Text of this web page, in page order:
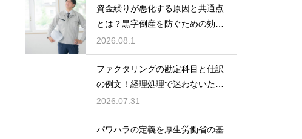
資金繰りが悪化する原因と共通点
とは？黒字倒産を防ぐための効果
的な対策
2026.08.1
ファクタリングの勘定科目と仕訳
の例文！経理処理で迷わないため
の知識
2026.07.31
パワハラの定義を厚生労働省の基